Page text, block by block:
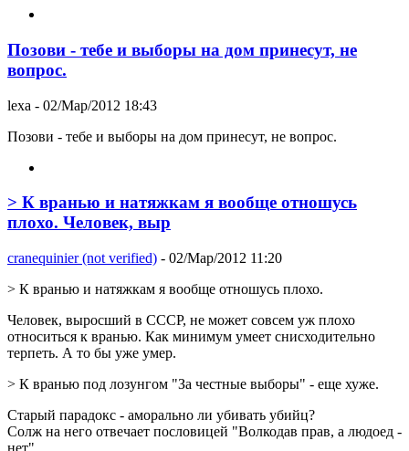
Позови - тебе и выборы на дом принесут, не
вопрос.
lexa - 02/Мар/2012 18:43
Позови - тебе и выборы на дом принесут, не вопрос.
> К вранью и натяжкам я вообще отношусь
плохо. Человек, выр
cranequinier (not verified) - 02/Мар/2012 11:20
> К вранью и натяжкам я вообще отношусь плохо.
Человек, выросший в СССР, не может совсем уж плохо
относиться к вранью. Как минимум умеет снисходительно
терпеть. А то бы уже умер.
> К вранью под лозунгом "За честные выборы" - еще хуже.
Старый парадокс - аморально ли убивать убийц?
Солж на него отвечает пословицей "Волкодав прав, а людоед -